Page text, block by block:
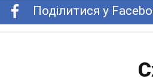
Поділитися у